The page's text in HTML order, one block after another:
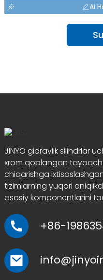
AI
JINYO gidravlik silindrlar
xrom qoplangan
chiqarishga
tizimlarning yuqori
asosiy komponentlarini
+86-